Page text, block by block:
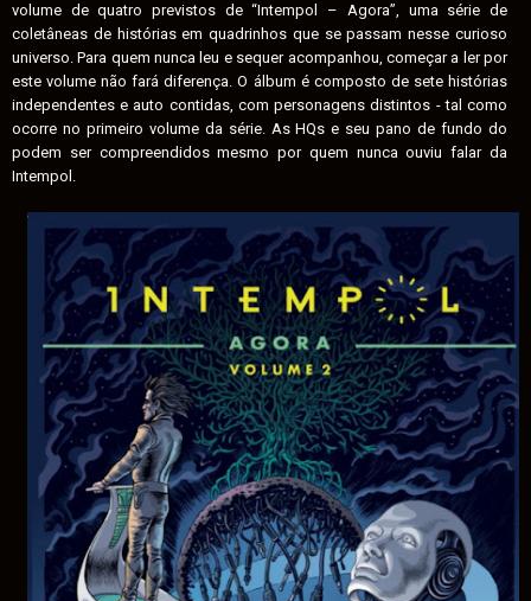
volume de quatro previstos de “Intempol – Agora”, uma série de
coletâneas de histórias em quadrinhos que se passam nesse curioso
universo. Para quem nunca leu e sequer acompanhou, começar a ler por
este volume não fará diferença. O álbum é composto de sete histórias
independentes e auto contidas, com personagens distintos - tal como
ocorre no primeiro volume da série. As HQs e seu pano de fundo do
podem ser compreendidos mesmo por quem nunca ouviu falar da
Intempol.